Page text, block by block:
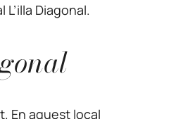
Diagonal.
En aquest local